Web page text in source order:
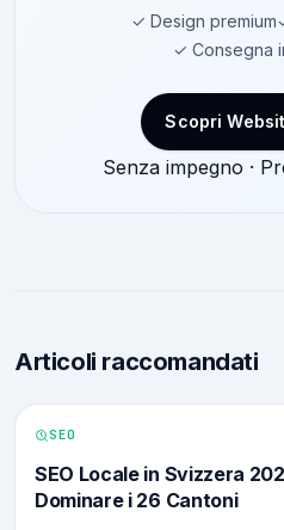
✓ Design premium
✓ Consegna
Scopri
Senza impegno ·
Articoli raccomandati
SEO
SEO Locale in Svizzera
Dominare i 26 Cantoni